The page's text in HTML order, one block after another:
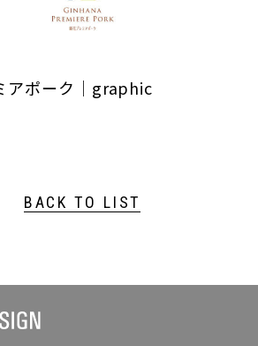
アポーク｜graphic
BACK TO LIST